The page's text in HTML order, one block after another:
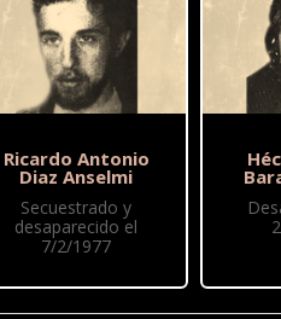
Ricardo Antonio
Diaz Anselmi
Secuestrado y
desaparecido el
7/2/1977